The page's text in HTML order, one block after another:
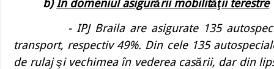
b)În domeniul asigurării mobilităţii terestre
- IPJ Braila are asigurate 135
transport, respectiv 49%. Din cele 135
de rulaj şi vechimea în vederea casării, dar din